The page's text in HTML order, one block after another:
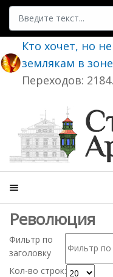
Поиск
Кто хочет, но
землякам в
Переходов:
Революция
Фильтр по
заголовку
Кол-во строк: